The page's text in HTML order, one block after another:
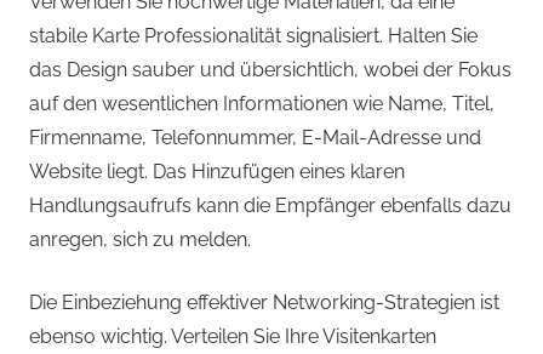
stabile Karte Professionalität signalisiert. Halten Sie
das Design sauber und übersichtlich, wobei der Fokus
auf den wesentlichen Informationen wie Name, Titel,
Firmenname, Telefonnummer, E-Mail-Adresse und
Website liegt. Das Hinzufügen eines klaren
Handlungsaufrufs kann die Empfänger ebenfalls dazu
anregen, sich zu melden.
Die Einbeziehung effektiver Networking-Strategien ist
ebenso wichtig. Verteilen Sie Ihre Visitenkarten